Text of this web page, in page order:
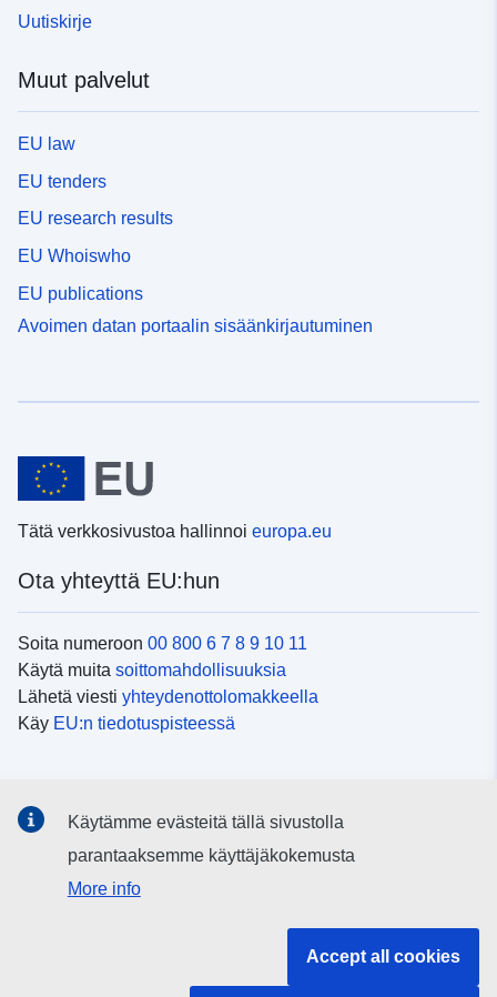
Uutiskirje
Muut palvelut
EU law
EU tenders
EU research results
EU Whoiswho
EU publications
Avoimen datan portaalin sisäänkirjautuminen
Tätä verkkosivustoa hallinnoi europa.eu
Ota yhteyttä EU:hun
Soita numeroon 00 800 6 7 8 9 10 11
Käytä muita soittomahdollisuuksia
Lähetä viesti yhteydenottolomakkeella
Käy EU:n tiedotuspisteessä
sosiaalisessa mediassa
EU:n toimielimet ja muut elimet
Käytämme evästeitä tällä sivustolla
parantaaksemme käyttäjäkokemusta
More info
Accept all cookies